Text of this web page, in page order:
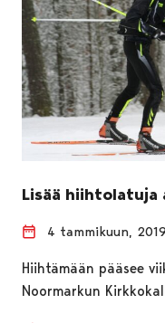
Lisää hiihtolatuja
4 tammikuun, 2019
Hiihtämään pääsee
Noormarkun